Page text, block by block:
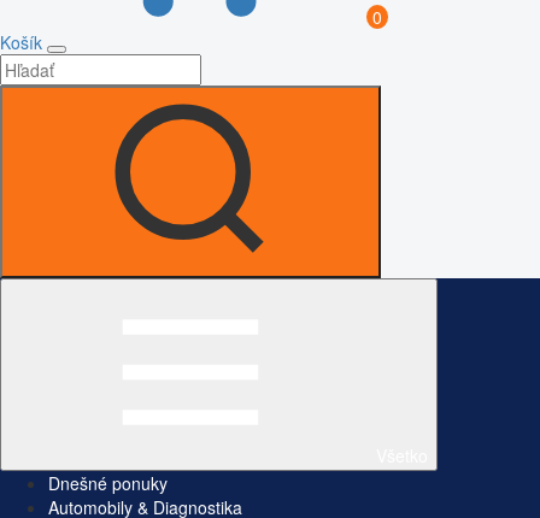
0
Košík
Dnešné ponuky
Automobily & Diagnostika